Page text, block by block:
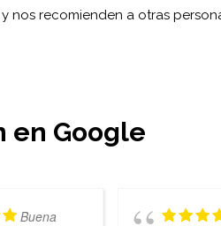
nos recomienden a otras
en Google
Buena